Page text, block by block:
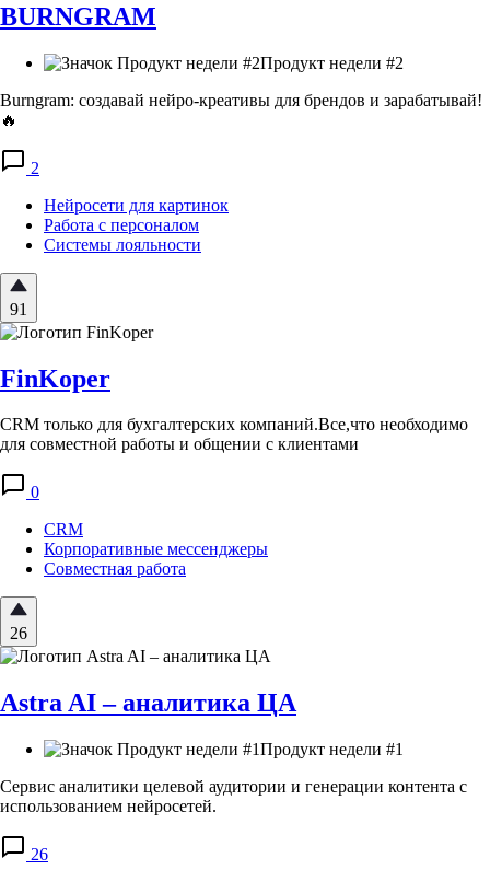
BURNGRAM
Продукт недели #2
Burngram: создавай нейро-креативы для брендов и зарабатывай!
🔥
2
Нейросети для картинок
Работа с персоналом
Системы лояльности
91
FinKoper
CRM только для бухгалтерских компаний.Все,что необходимо
для совместной работы и общении с клиентами
0
CRM
Корпоративные мессенджеры
Совместная работа
26
Astra AI – аналитика ЦА
Продукт недели #1
Сервис аналитики целевой аудитории и генерации контента с
использованием нейросетей.
26